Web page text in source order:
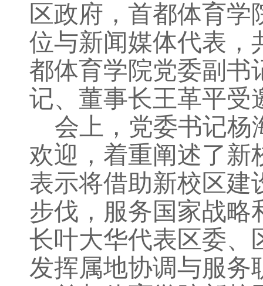
区政府， 首都体育学
位与新闻媒体代表，
都体育学院党委副书
记、董事长王革平受
会上， 党委书记杨
欢迎，着重阐述了新
表示将借助新校区建
步伐 ，服务国家战
长叶大华代表区委、
发挥属地协调与服务